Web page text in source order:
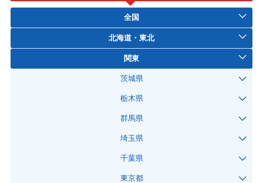
全国
北海道・東北
関東
茨城県
栃木県
群馬県
埼玉県
千葉県
東京都